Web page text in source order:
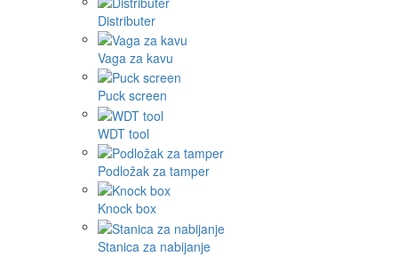
Distributer
Vaga za kavu
Puck screen
WDT tool
Podložak za tamper
Knock box
Stanica za nabijanje